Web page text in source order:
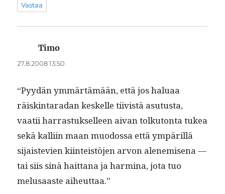
Vastaa
Timo
27.8.2008 13:50
“Pyy­dän ymmärtämään, että jos halu­aa
räiskin­taradan keskelle tiivistä asu­tus­ta,
vaatii har­ras­tuk­selleen aivan tolku­ton­ta tukea
sekä kalli­in maan muo­dos­sa että ympäril­lä
sijais­te­vien kiin­teistö­jen arvon alen­e­mise­na —
tai siis sinä hait­tana ja harmi­na, jota tuo
melusaaste aiheuttaa.”